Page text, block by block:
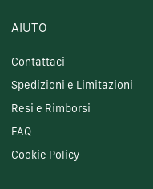
AIUTO
Contattaci
Spedizioni e Limitazioni
Resi e Rimborsi
FAQ
Cookie Policy